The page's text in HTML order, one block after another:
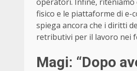
fisico e le piattaforme di e-
spiega ancora che i diritti
retributivi per il lavoro nei
Magi: “Dopo